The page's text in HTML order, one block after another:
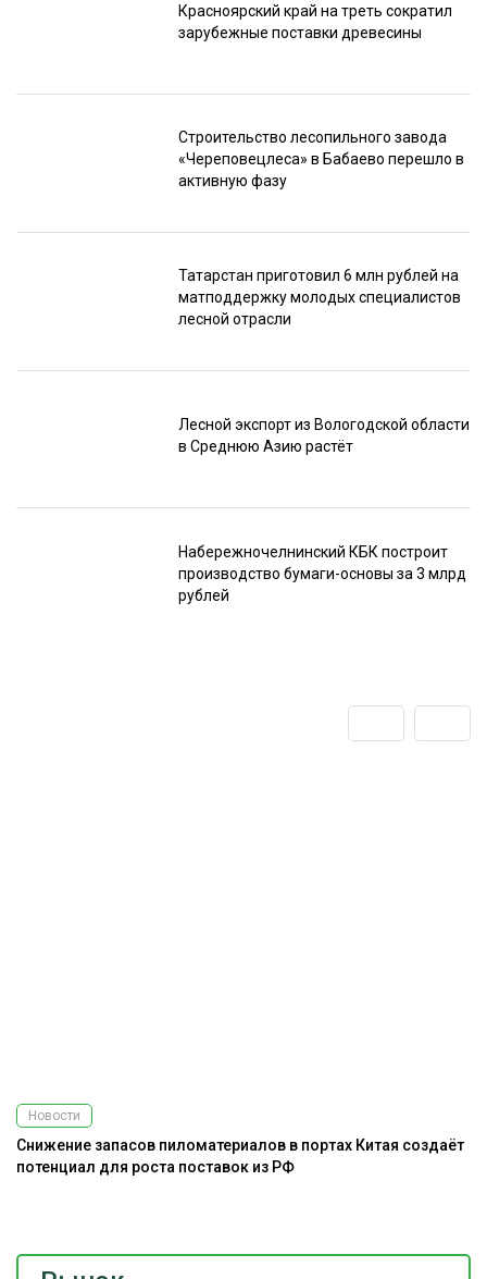
Красноярский край на треть сократил
зарубежные поставки древесины
Строительство лесопильного завода
«Череповецлеса» в Бабаево перешло в
активную фазу
Татарстан приготовил 6 млн рублей на
матподдержку молодых специалистов
лесной отрасли
Лесной экспорт из Вологодской области
в Среднюю Азию растёт
Набережночелнинский КБК построит
производство бумаги-основы за 3 млрд
рублей
Новости
Снижение запасов пиломатериалов в портах Китая создаёт
потенциал для роста поставок из РФ